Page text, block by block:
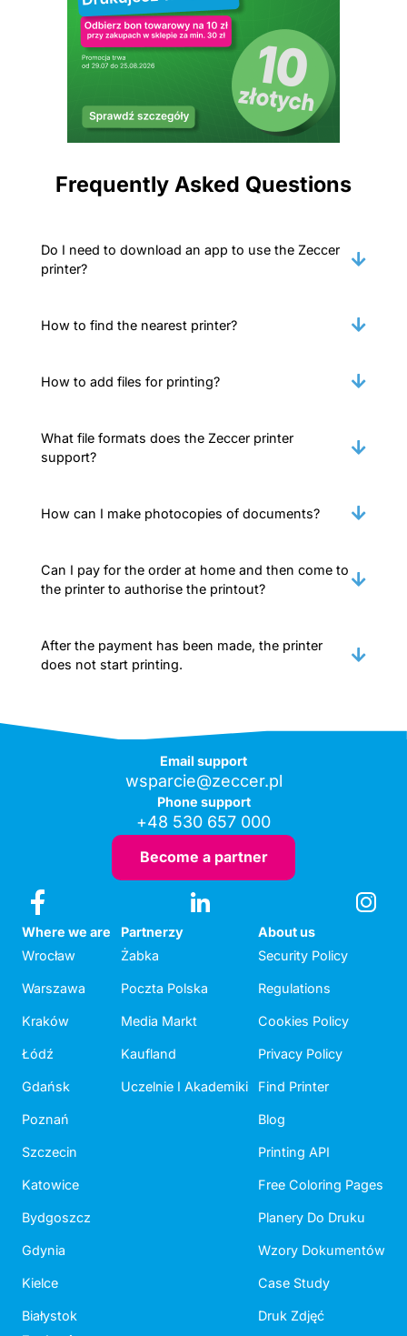
Frequently Asked Questions
Do I need to download an app to use the Zeccer
printer?
How to find the nearest printer?
How to add files for printing?
What file formats does the Zeccer printer
support?
How can I make photocopies of documents?
Can I pay for the order at home and then come to
the printer to authorise the printout?
After the payment has been made, the printer
does not start printing.
Email support
wsparcie@zeccer.pl
Phone support
+48 530 657 000
Become a partner
Where we are
Wrocław
Warszawa
Kraków
Łódź
Gdańsk
Poznań
Szczecin
Katowice
Bydgoszcz
Gdynia
Kielce
Białystok
Partnerzy
Żabka
Poczta Polska
Media Markt
Kaufland
Uczelnie I Akademiki
About us
Security Policy
Regulations
Cookies Policy
Privacy Policy
Find Printer
Blog
Printing API
Free Coloring Pages
Planery Do Druku
Wzory Dokumentów
Case Study
Druk Zdjęć